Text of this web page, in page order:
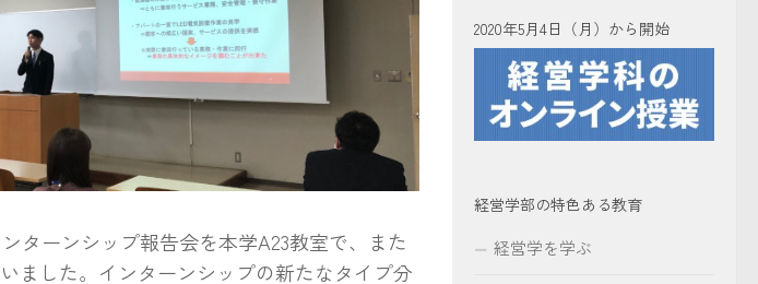
ターンシップ報告会を本学A23教室で、また
ました。インターンシップの新たなタイプ分
2020年5月4日（月）から開始
経営学部の特色ある教育
経営学を学ぶ